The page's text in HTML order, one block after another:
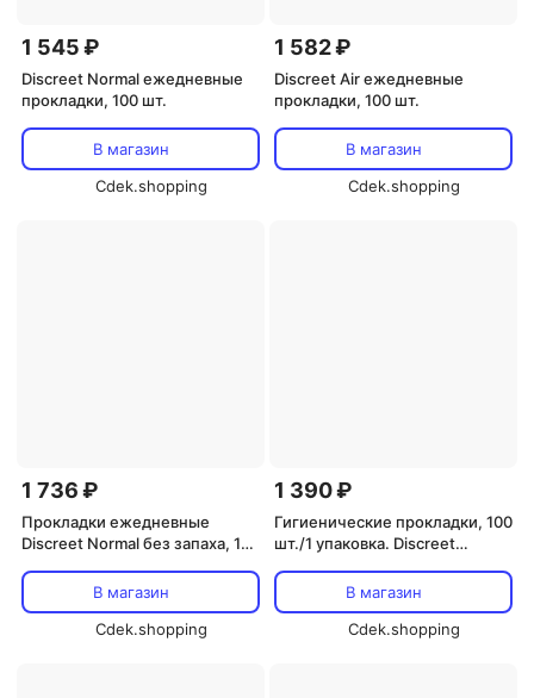
1 545 ₽
Discreet Normal ежедневные
прокладки, 100 шт.
В магазин
Cdek.shopping
1 582 ₽
Discreet Air ежедневные
прокладки, 100 шт.
В магазин
Cdek.shopping
1 736 ₽
Прокладки ежедневные
Discreet Normal без запаха, 100
В магазин
Cdek.shopping
1 390 ₽
Гигиенические прокладки, 100
шт./1 упаковка. Discreet
В магазин
Cdek.shopping